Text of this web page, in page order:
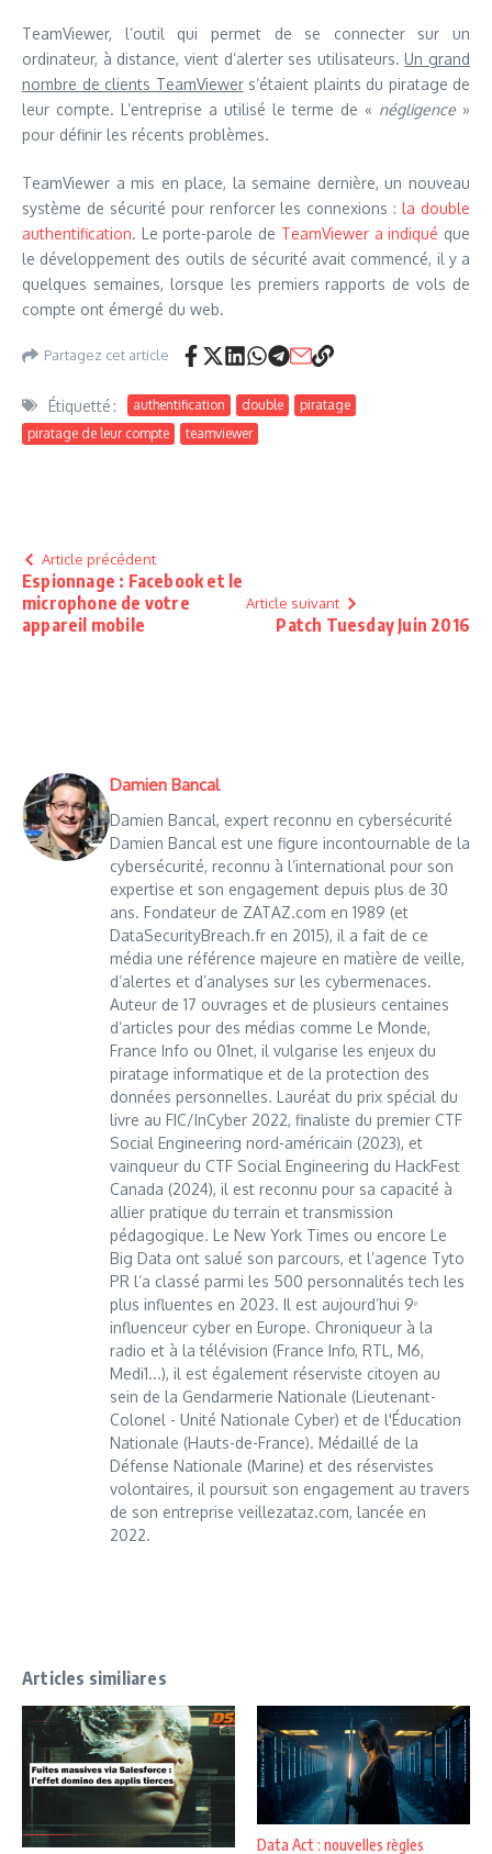
TeamViewer, l’outil qui permet de se connecter sur un
ordinateur, à distance, vient d’alerter ses utilisateurs.Un grand
nombre de clients TeamViewers’étaient plaints du piratage de
leur compte. L’entreprise a utilisé le terme de « négligence »
pour définir les récents problèmes.
TeamViewer a mis en place, la semaine dernière, un nouveau
système de sécurité pour renforcer les connexions :la double
authentification. Le porte-parole de TeamViewer a indiqué que
le développement des outils de sécurité avait commencé, il y a
quelques semaines, lorsque les premiers rapports de vols de
compte ont émergé du web.
Partagez cet article
Étiquetté : authentification double
piratage
piratage de leur compte
teamviewer
Article précédent
Espionnage : Facebook et le
microphone de votre
appareil mobile
Article suivant
Patch Tuesday Juin 2016
Damien Bancal
Damien Bancal, expert reconnu en cybersécurité
Damien Bancal est une figure incontournable de la
cybersécurité, reconnu à l’international pour son
expertise et son engagement depuis plus de 30
ans. Fondateur de ZATAZ.com en 1989 (et
DataSecurityBreach.fr en 2015), il a fait de ce
média une référence majeure en matière de veille,
d’alertes et d’analyses sur les cybermenaces.
Auteur de 17 ouvrages et de plusieurs centaines
d’articles pour des médias comme Le Monde,
France Info ou 01net, il vulgarise les enjeux du
piratage informatique et de la protection des
données personnelles. Lauréat du prix spécial du
livre au FIC/InCyber 2022, finaliste du premier CTF
Social Engineering nord-américain (2023), et
vainqueur du CTF Social Engineering du HackFest
Canada (2024), il est reconnu pour sa capacité à
allier pratique du terrain et transmission
pédagogique. Le New York Times ou encore Le
Big Data ont salué son parcours, et l’agence Tyto
PR l’a classé parmi les 500 personnalités tech les
plus influentes en 2023. Il est aujourd’hui 9ᵉ
influenceur cyber en Europe. Chroniqueur à la
radio et à la télévision (France Info, RTL, M6,
Medi1...), il est également réserviste citoyen au
sein de la Gendarmerie Nationale (Lieutenant-
Colonel - Unité Nationale Cyber) et de l'Éducation
Nationale (Hauts-de-France). Médaillé de la
Défense Nationale (Marine) et des réservistes
volontaires, il poursuit son engagement au travers
de son entreprise veillezataz.com, lancée en
2022.
Articles similiares
Data Act : nouvelles règles